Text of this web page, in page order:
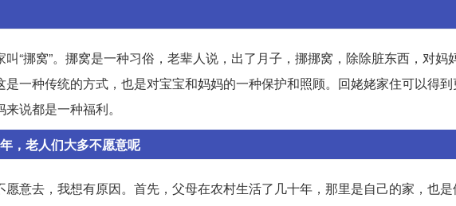
“挪窝”。挪窝是一种习俗，老辈人说，出了月子，挪挪窝，除除脏东西，对妈
一种传统的方式，也是对宝宝和妈妈的一种保护和照顾。回姥姥家住可以得
说都是一种福利。
，老人们大多不愿意呢
意去，我想有原因。首先，父母在农村生活了几十年，那里是自己的家，也